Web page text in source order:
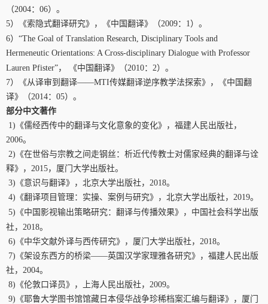
（2004： 06）。
5）《索隐式翻译研究》，《中国翻译》（2009： 1）。
6） “The Goal of Translation Research, Disciplinary Tools and
Hermeneutic Orientations: A Cross-disciplinary Dialogue with Professor
Lauren Pfister”， 《中国翻译》 （2010： 2）。
7）《从译审到翻译——MTI传媒翻译逆序教学法探索》，《中国翻
译》（2014： 05）。
部分中文著作
1) 《儒经西传中的翻译与文化意象的变化》，福建人民出版社，
2006。
2) 《在世俗与宗教之间走钢丝：析近代传教士对儒家经典的翻译与诠
释》， 2015，厦门大学出版社。
3) 《意识与翻译》，北京大学出版社， 2018。
4) 《翻译项目管理：实操、案例与研究》，北京大学出版社， 2019。
5) 《中国影视输出策略研究：翻译与传播效果》，中国社会科学出版
社， 2018。
6) 《中华文献外译与西传研究》，厦门大学出版社， 2018。
7) 《架设东西方的桥梁——英国汉学家理雅各研究》，福建人民出版
社， 2004。
8) 《伦敦口译员》，上海人民出版社， 2009。
9) 《耶鲁大学图书馆馆藏日本侵华战争珍稀档案汇编与翻译》，厦门